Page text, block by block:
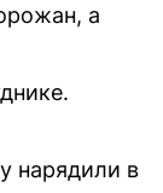
а
нарядили в